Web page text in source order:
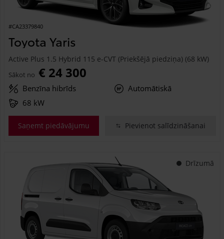
#CA23379840
Toyota Yaris
Active Plus 1.5 Hybrid 115 e-CVT (Priekšējā piedziņa) (68 kW)
Sākot no € 24 300
Benzīna hibrīds
Automātiskā
68 kW
Saņemt piedāvājumu Pievienot salīdzināšanai
Drīzumā